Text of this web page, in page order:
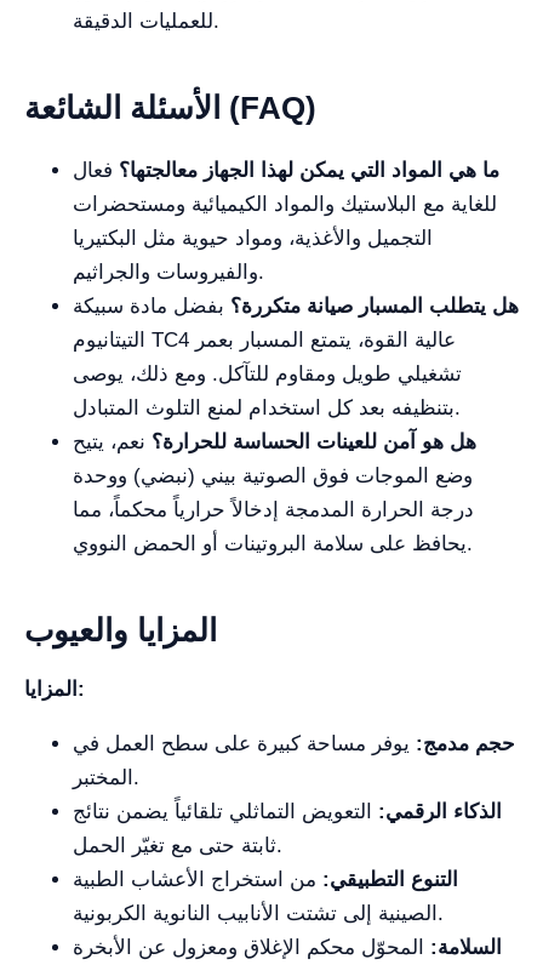
للعمليات الدقيقة.
الأسئلة الشائعة (FAQ)
ما هي المواد التي يمكن لهذا الجهاز معالجتها؟ فعال
للغاية مع البلاستيك والمواد الكيميائية ومستحضرات
التجميل والأغذية، ومواد حيوية مثل البكتيريا
والفيروسات والجراثيم.
هل يتطلب المسبار صيانة متكررة؟ بفضل مادة سبيكة
التيتانيوم TC4 عالية القوة، يتمتع المسبار بعمر
تشغيلي طويل ومقاوم للتآكل. ومع ذلك، يوصى
بتنظيفه بعد كل استخدام لمنع التلوث المتبادل.
هل هو آمن للعينات الحساسة للحرارة؟ نعم، يتيح
وضع الموجات فوق الصوتية بيني (نبضي) ووحدة
درجة الحرارة المدمجة إدخالاً حرارياً محكماً، مما
يحافظ على سلامة البروتينات أو الحمض النووي.
المزايا والعيوب
المزايا:
حجم مدمج: يوفر مساحة كبيرة على سطح العمل في
المختبر.
الذكاء الرقمي: التعويض التماثلي تلقائياً يضمن نتائج
ثابتة حتى مع تغيّر الحمل.
التنوع التطبيقي: من استخراج الأعشاب الطبية
الصينية إلى تشتت الأنابيب النانوية الكربونية.
السلامة: المحوّل محكم الإغلاق ومعزول عن الأبخرة